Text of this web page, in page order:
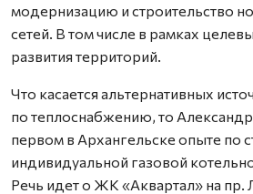
модернизацию и строительство
сетей. В том числе в рамках
развития территорий.
Что касается альтернативных
по теплоснабжению, то
первом в Архангельске опыте по
индивидуальной газовой
Речь идет о ЖК «Аквартал» на пр.